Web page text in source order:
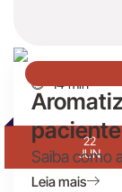
22
JUN
14 min
paciente
Saiba como
Leia mais